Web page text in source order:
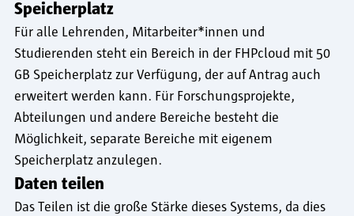
Speicherplatz
Für alle Lehrenden, Mitarbeiter*innen und
Studierenden steht ein Bereich in der FHPcloud mit 50
GB Speicherplatz zur Verfügung, der auf Antrag auch
erweitert werden kann. Für Forschungsprojekte,
Abteilungen und andere Bereiche besteht die
Möglichkeit, separate Bereiche mit eigenem
Speicherplatz anzulegen.
Daten teilen
Das Teilen ist die große Stärke dieses Systems, da dies